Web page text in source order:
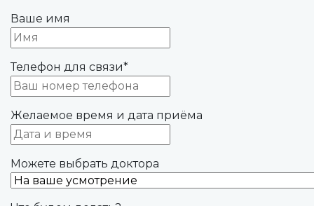
Ваше имя
Телефон для связи*
Желаемое время и дата приёма
Можете выбрать доктора